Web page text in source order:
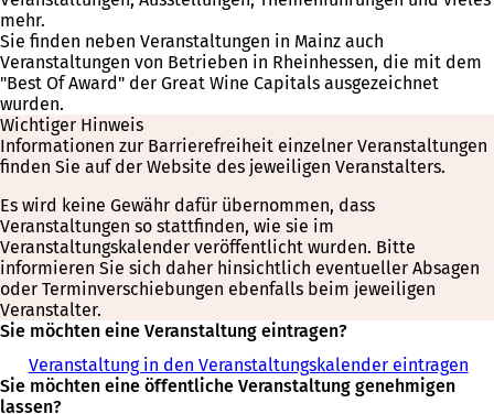
mehr.
Sie finden neben Veranstaltungen in Mainz auch
Veranstaltungen von Betrieben in Rheinhessen, die mit dem
"Best Of Award" der Great Wine Capitals ausgezeichnet
wurden.
Wichtiger Hinweis
Informationen zur Barrierefreiheit einzelner Veranstaltungen
finden Sie auf der Website des jeweiligen Veranstalters.
Es wird keine Gewähr dafür übernommen, dass
Veranstaltungen so stattfinden, wie sie im
Veranstaltungskalender veröffentlicht wurden. Bitte
informieren Sie sich daher hinsichtlich eventueller Absagen
oder Terminverschiebungen ebenfalls beim jeweiligen
Veranstalter.
Sie möchten eine Veranstaltung eintragen?
Veranstaltung in den Veranstaltungskalender eintragen
Sie möchten eine öffentliche Veranstaltung genehmigen
lassen?